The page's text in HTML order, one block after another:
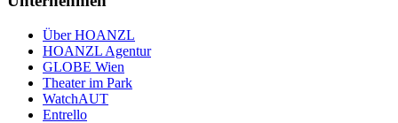
Über HOANZL
HOANZL Agentur
GLOBE Wien
Theater im Park
WatchAUT
Entrello